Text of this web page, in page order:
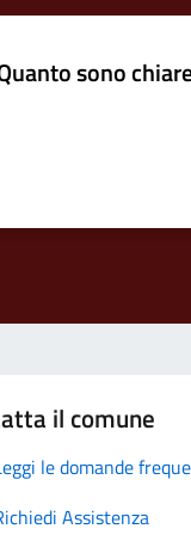
sono
il comune
le domande
Assistenza